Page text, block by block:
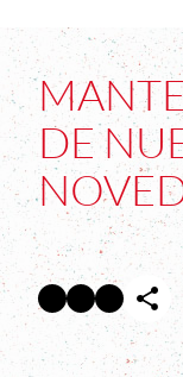
DE
Facebook Abre en nueva
Twitter Abre en
InstagramAbre en